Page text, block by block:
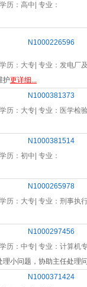
学历：高中| 专业：
N1000226596
学历：大专| 专业： 发电厂
护更详细...
N1000381373
学历：大专| 专业： 医学检
N1000381514
学历：初中| 专业：
N1000265978
学历：大专| 专业： 刑事执
N1000297456
学历：中专| 专业： 计算机
小问题，协助主任处理
N1000371424